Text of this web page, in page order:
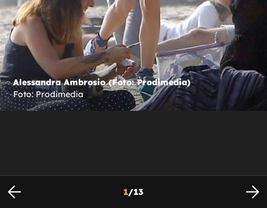
Alessandra Ambrosio (Foto: Prodimedia)
Foto: Prodimedia
1/13